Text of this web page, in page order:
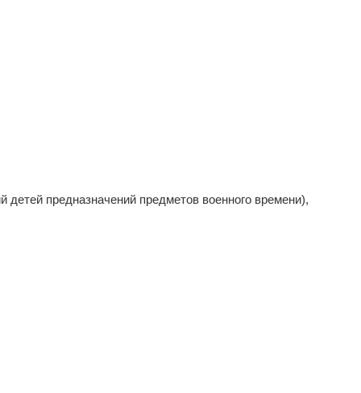
детей предназначений предметов военного времени),